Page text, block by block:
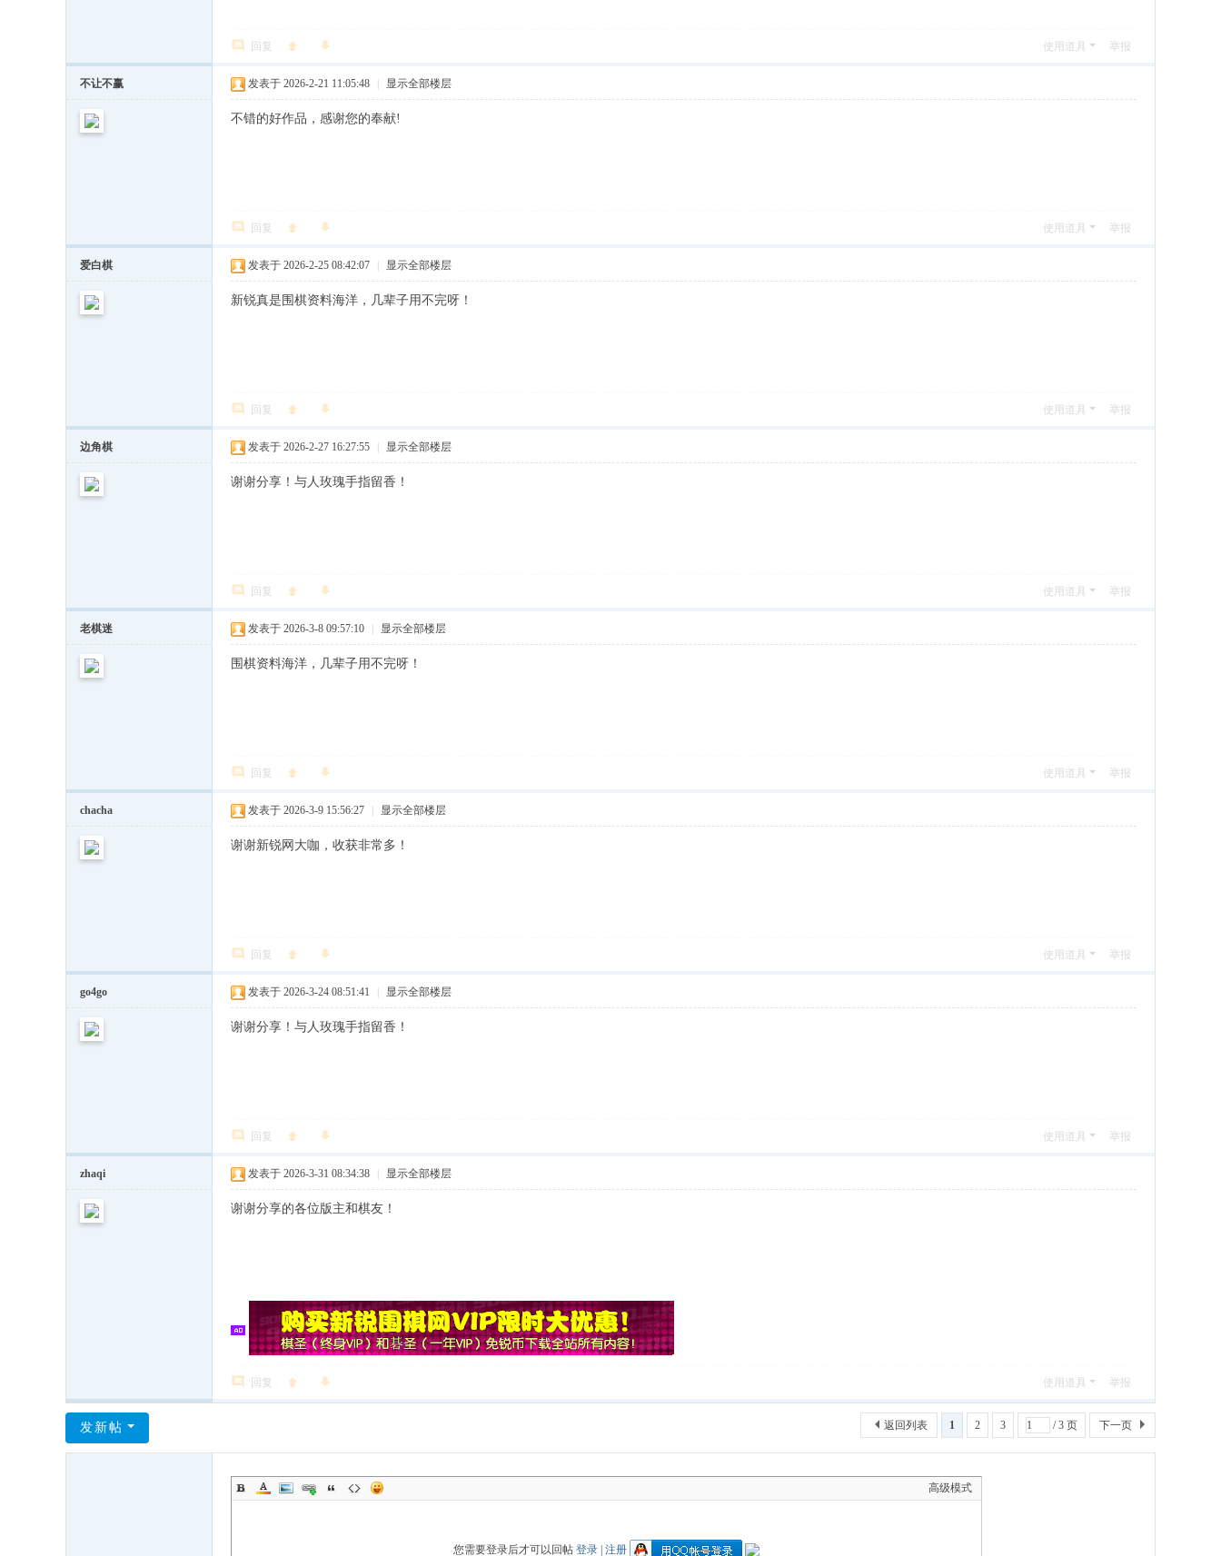
回复 使用道具 举报
不让不赢 发表于 2026-2-21 11:05:48 显示全部楼层
不错的好作品，感谢您的奉献!
回复 使用道具 举报
爱白棋 发表于 2026-2-25 08:42:07 显示全部楼层
新锐真是围棋资料海洋，几辈子用不完呀！
回复 使用道具 举报
边角棋 发表于 2026-2-27 16:27:55 显示全部楼层
谢谢分享！与人玫瑰手指留香！
回复 使用道具 举报
老棋迷 发表于 2026-3-8 09:57:10 显示全部楼层
围棋资料海洋，几辈子用不完呀！
回复 使用道具 举报
chacha 发表于 2026-3-9 15:56:27 显示全部楼层
谢谢新锐网大咖，收获非常多！
回复 使用道具 举报
go4go 发表于 2026-3-24 08:51:41 显示全部楼层
谢谢分享！与人玫瑰手指留香！
回复 使用道具 举报
zhaqi 发表于 2026-3-31 08:34:38 显示全部楼层
谢谢分享的各位版主和棋友！
回复 使用道具 举报
1 2 3 / 3 页 下一页
返回列表
发新帖
高级模式
您需要登录后才可以回帖 登录 注册